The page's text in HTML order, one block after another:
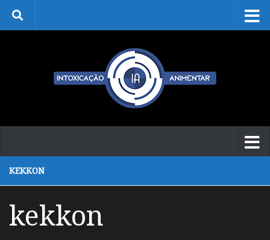
Skip to content
KEKKON
kekkon